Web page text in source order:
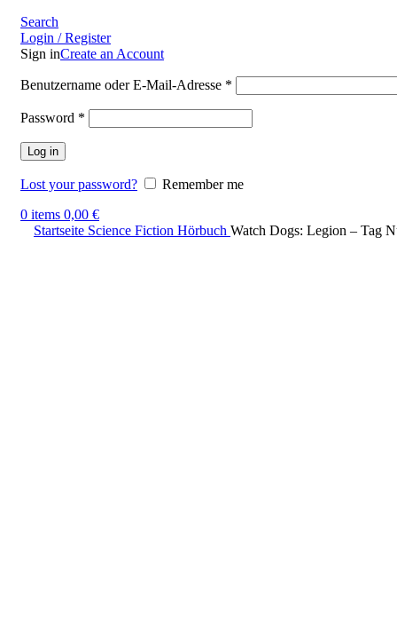
Search
Login / Register
Sign inCreate an Account
Benutzername oder E-Mail-Adresse *
Password *
Log in
Lost your password?
Remember me
0 items 0,00 €
Startseite Science Fiction Hörbuch Watch Dogs: Legion – Tag